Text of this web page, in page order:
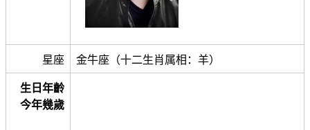
星座 金牛座（十二生肖属相：羊）
生日年齡
今年幾歲